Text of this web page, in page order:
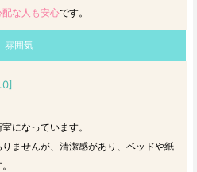
な人も安心です。
雰囲気
になっています。
ませんが、清潔感があり、ベッドや紙